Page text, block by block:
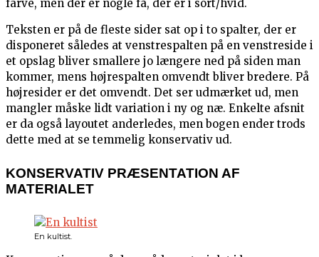
farve, men der er nogle få, der er i sort/hvid.
Teksten er på de fleste sider sat op i to spalter, der er
disponeret således at venstrespalten på en venstreside i
et opslag bliver smallere jo længere ned på siden man
kommer, mens højrespalten omvendt bliver bredere. På
højresider er det omvendt. Det ser udmærket ud, men
mangler måske lidt variation i ny og næ. Enkelte afsnit
er da også layoutet anderledes, men bogen ender trods
dette med at se temmelig konservativ ud.
KONSERVATIV PRÆSENTATION AF
MATERIALET
En kultist.